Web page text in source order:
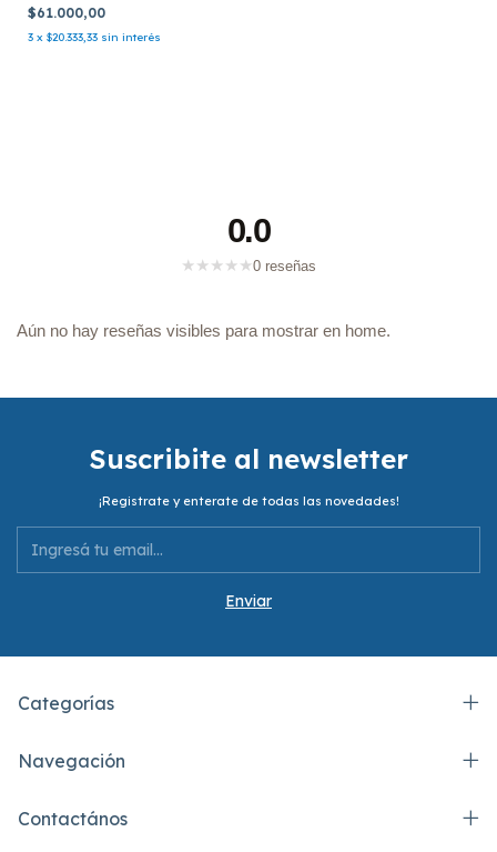
$61.000,00
3 x $20.333,33 sin interés
0.0
★ ★ ★ ★ ★0 reseñas
Aún no hay reseñas visibles para mostrar en home.
Suscribite al newsletter
¡Registrate y enterate de todas las novedades!
Categorías
Navegación
Contactános